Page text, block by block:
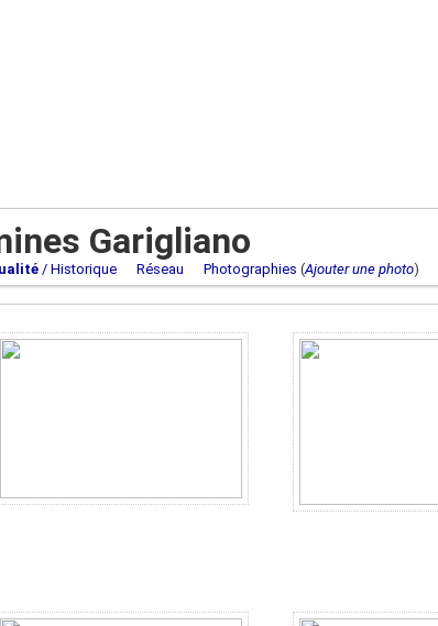
Garigliano
/ Historique Réseau Photographies (Ajouter une photo)